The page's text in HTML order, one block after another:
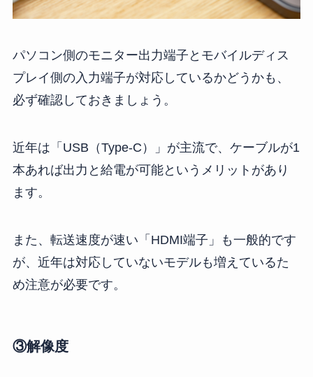
パソコン側のモニター出力端子とモバイルディス
プレイ側の入力端子が対応しているかどうかも、
必ず確認しておきましょう。
近年は「USB（Type-C）」が主流で、ケーブルが1
本あれば出力と給電が可能というメリットがあり
ます。
また、転送速度が速い「HDMI端子」も一般的です
が、近年は対応していないモデルも増えているた
め注意が必要です。
③解像度